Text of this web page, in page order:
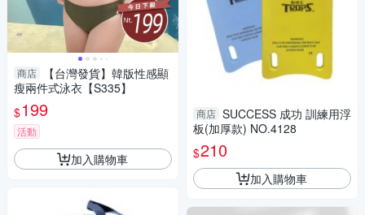
商店
【台灣發貨】韓版性感顯
瘦兩件式泳衣【S335】
$199
活動
加入購物車
商店 SUCCESS 成功 訓練用浮
板(加厚款) NO.4128
$210
加入購物車